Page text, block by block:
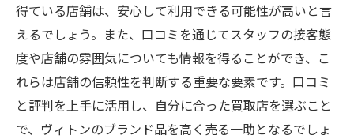
得ている店舗は、安心して利用できる可能性が高いと言
えるでしょう。また、口コミを通じてスタッフの接客態
度や店舗の雰囲気についても情報を得ることができ、こ
れらは店舗の信頼性を判断する重要な要素です。口コミ
と評判を上手に活用し、自分に合った買取店を選ぶこと
で、ヴィトンのブランド品を高く売る一助となるでしょ